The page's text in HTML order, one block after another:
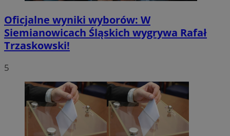
Oficjalne wyniki wyborów: W
Siemianowicach Śląskich wygrywa Rafał
Trzaskowski!
5